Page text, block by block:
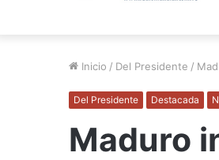
Inicio / Del Presidente /
Del Presidente Destacada
Maduro